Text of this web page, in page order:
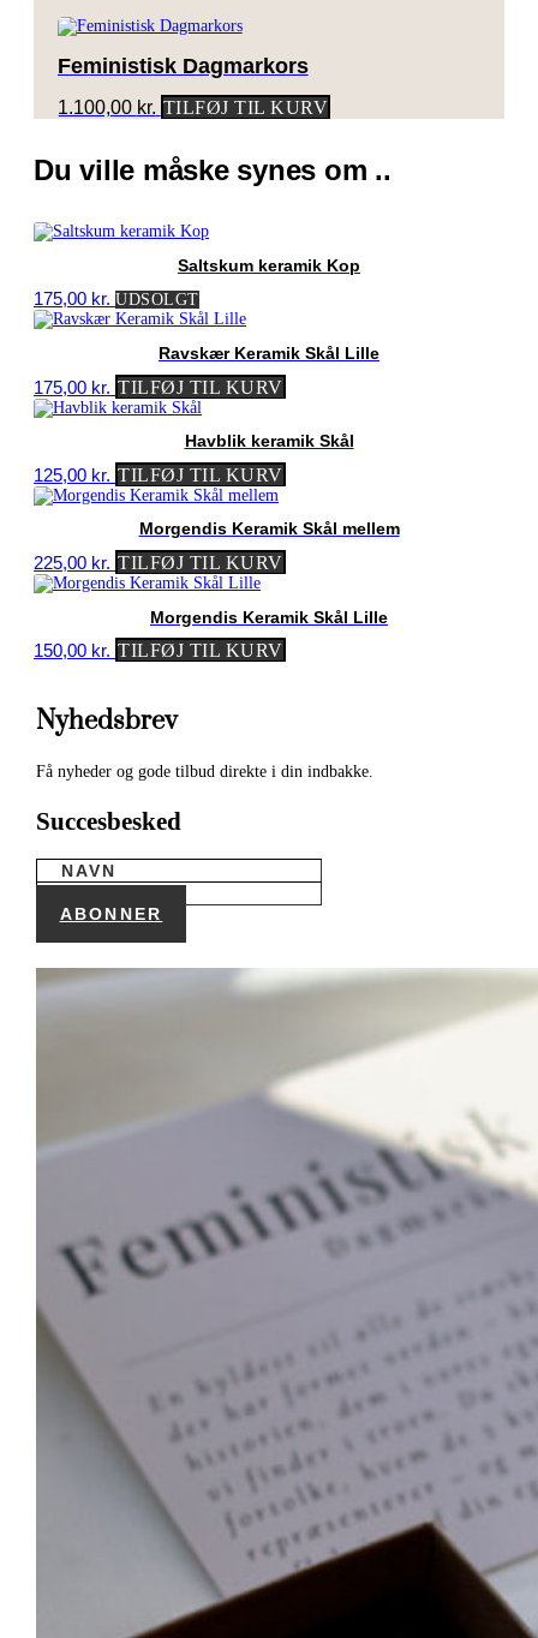
Feministisk Dagmarkors
1.100,00 kr. TILFØJ TIL KURV
Du ville måske synes om ..
Saltskum keramik Kop
175,00 kr. UDSOLGT
Ravskær Keramik Skål Lille
175,00 kr. TILFØJ TIL KURV
Havblik keramik Skål
125,00 kr. TILFØJ TIL KURV
Morgendis Keramik Skål mellem
225,00 kr. TILFØJ TIL KURV
Morgendis Keramik Skål Lille
150,00 kr. TILFØJ TIL KURV
Nyhedsbrev
Få nyheder og gode tilbud direkte i din indbakke.
Succesbesked
ABONNER